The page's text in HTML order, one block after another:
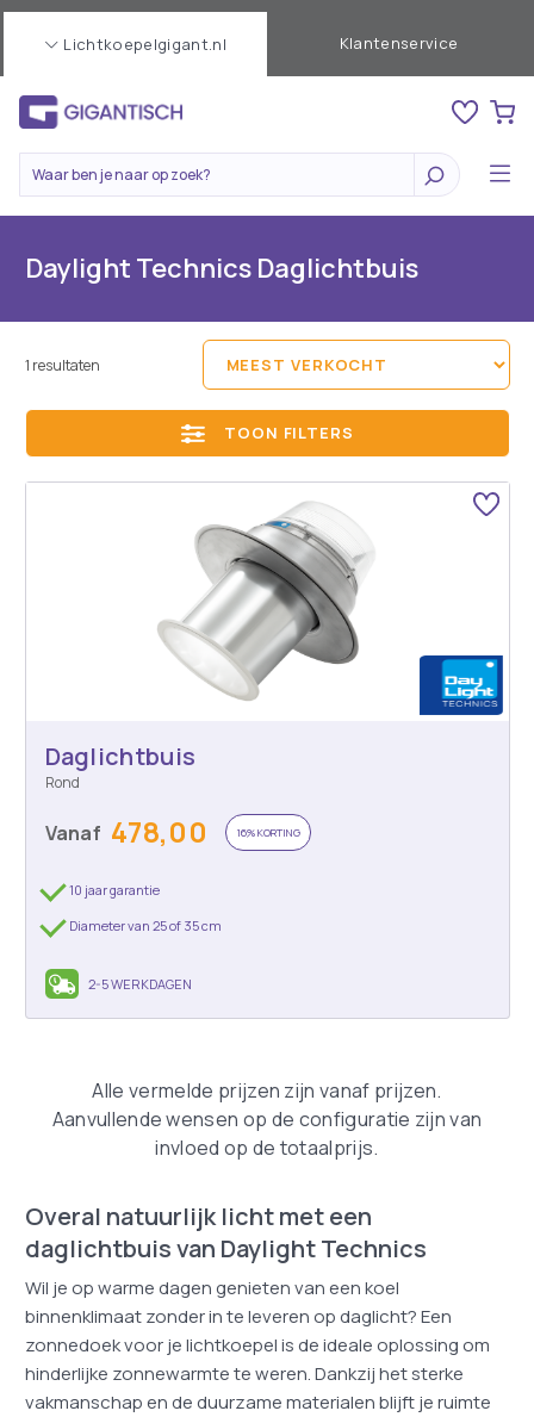
Lichtkoepelgigant.nl Klantenservice
Daylight Technics Daglichtbuis
1 resultaten
TOON FILTERS
Daglichtbuis
Rond
Vanaf 478,00 16% KORTING
10 jaar garantie
Diameter van 25 of 35 cm
2-5 WERKDAGEN
Alle vermelde prijzen zijn vanaf prijzen.
Aanvullende wensen op de configuratie zijn van
invloed op de totaalprijs.
Overal natuurlijk licht met een
daglichtbuis van Daylight Technics
Wil je op warme dagen genieten van een koel
binnenklimaat zonder in te leveren op daglicht? Een
zonnedoek voor je lichtkoepel is de ideale oplossing om
hinderlijke zonnewarmte te weren. Dankzij het sterke
vakmanschap en de duurzame materialen blijft je ruimte